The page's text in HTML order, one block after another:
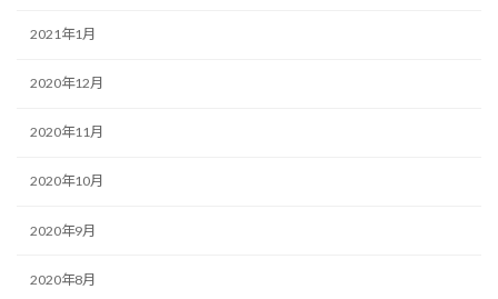
2021年1月
2020年12月
2020年11月
2020年10月
2020年9月
2020年8月